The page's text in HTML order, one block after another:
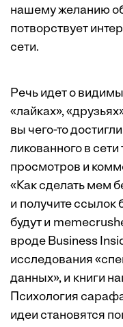
нашему желанию
потворствует
сети.
Речь идет о
«лайках»,
вы чего-то
ликованного в сети
просмотров и
«Как сделать мем
и получите ссылок
будут и
вроде Business
исследования
данных», и книги
Психология
идеи становятся